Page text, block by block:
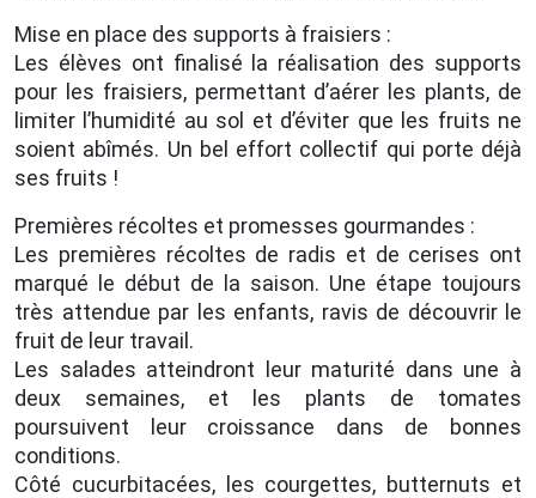
Mise en place des supports à fraisiers :
Les élèves ont finalisé la réalisation des supports
pour les fraisiers, permettant d’aérer les plants, de
limiter l’humidité au sol et d’éviter que les fruits ne
soient abîmés. Un bel effort collectif qui porte déjà
ses fruits !
Premières récoltes et promesses gourmandes :
Les premières récoltes de radis et de cerises ont
marqué le début de la saison. Une étape toujours
très attendue par les enfants, ravis de découvrir le
fruit de leur travail.
Les salades atteindront leur maturité dans une à
deux semaines, et les plants de tomates
poursuivent leur croissance dans de bonnes
conditions.
Côté cucurbitacées, les courgettes, butternuts et